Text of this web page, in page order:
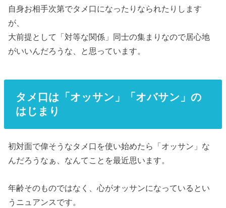
自身お相手次第でタメ口になったりなられたりします
が、
大前提として「対等な関係」同士の集まりなので居心地
がいいんだろうな、と思っています。
タメ口は「オッサン」「オバサン」の
はじまり
初対面で偉そうなタメ口を使い始めたら「オッサン」な
んだろうなぁ、なんてことを最近思います。
年齢そのものではなく、心がオッサンになっているとい
うニュアンスです。